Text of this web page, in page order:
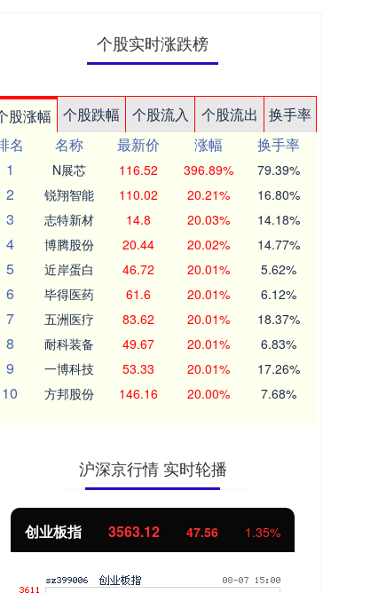
个股实时涨跌榜
股涨幅 个股跌幅 个股流入 个股流出
换手率
名
名称 最新价 涨幅
换手率
1
N展芯 116.52 396.89% 79.39%
2 锐翔智能 110.02 20.21% 16.80%
3 志特新材 14.8 20.03% 14.18%
4 博腾股份 20.44 20.02% 14.77%
5 近岸蛋白 46.72 20.01% 5.62%
6 毕得医药 61.6 20.01% 6.12%
7 五洲医疗 83.62 20.01% 18.37%
8 耐科装备 49.67 20.01% 6.83%
9 一博科技 53.33 20.01% 17.26%
10 方邦股份 146.16 20.00% 7.68%
沪深京行情 实时轮播
基金指数 7242.10 12.30 0.17%